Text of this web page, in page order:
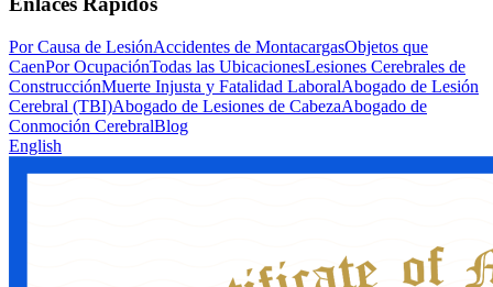
Por Causa de LesiónAccidentes de MontacargasObjetos que
CaenPor OcupaciónTodas las UbicacionesLesiones Cerebrales de
ConstrucciónMuerte Injusta y Fatalidad LaboralAbogado de Lesión
Cerebral (TBI)Abogado de Lesiones de CabezaAbogado de
Conmoción CerebralBlog
English